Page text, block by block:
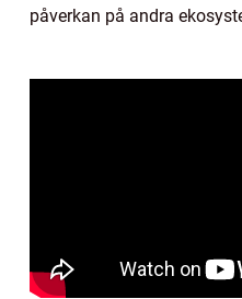
påverkan på andra